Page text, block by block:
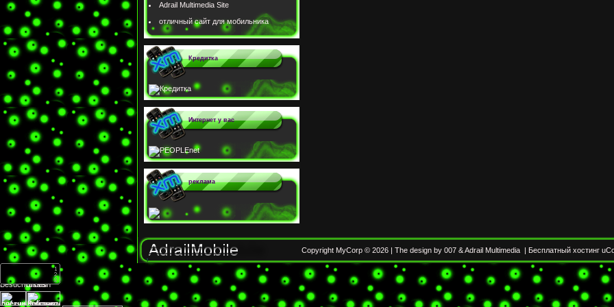
Adrail Multimedia Site
отличный сайт для мобильника
Кредитка
Интернет у вас
реклама
Copyright MyCorp © 2026 | The design by 007 &Adrail Multimedia | Бесплатный хостинг